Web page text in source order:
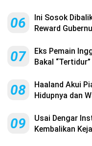
06
Ini Sosok
Reward
07
Eks Pemain
Bakal
08
Haaland Akui
Hidupnya dan
09
Usai Dengar
Kembalikan